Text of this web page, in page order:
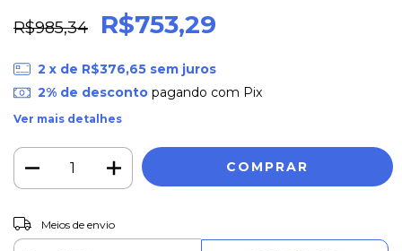
R$985,34 R$753,29
2 x de R$376,65 sem juros
2% de descontopagando com Pix
Ver mais detalhes
Entregas para o CEP:
Meios de envio